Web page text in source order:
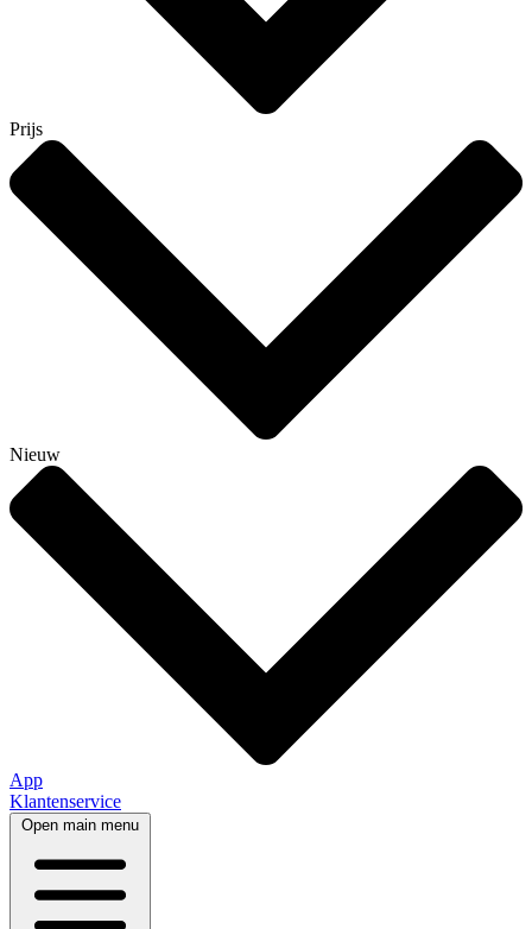
Prijs
Nieuw
App
Klantenservice
Open main menu